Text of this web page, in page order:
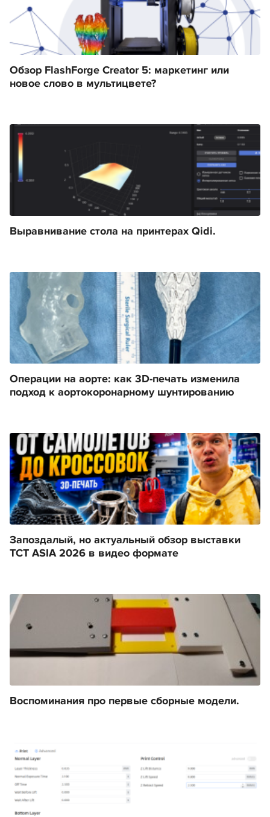
Обзор FlashForge Creator 5: маркетинг или
новое слово в мультицвете?
Выравнивание стола на принтерах Qidi.
Операции на аорте: как 3D-печать изменила
подход к аортокоронарному шунтированию
Запоздалый, но актуальный обзор выставки
TCT ASIA 2026 в видео формате
Воспоминания про первые сборные модели.